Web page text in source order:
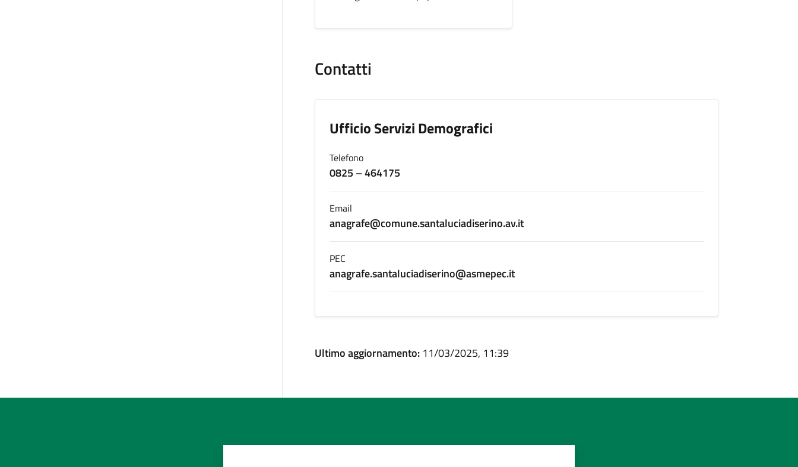
Contatti
Ufficio Servizi Demografici
Telefono
0825 – 464175
Email
anagrafe@comune.santaluciadiserino.av.it
PEC
anagrafe.santaluciadiserino@asmepec.it
Ultimo aggiornamento: 11/03/2025, 11:39